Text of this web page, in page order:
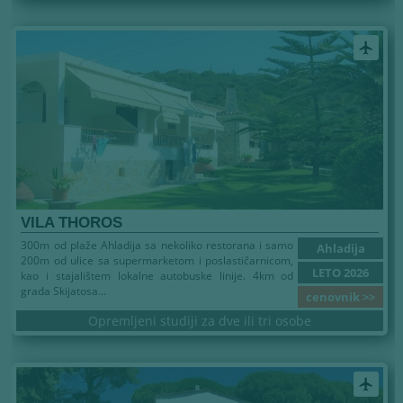
airplanemode_active
VILA THOROS
Ahladija
LETO 2026
cenovnik >>
300m od plaže Ahladija sa nekoliko restorana i samo
200m od ulice sa supermarketom i poslastičarnicom,
kao i stajalištem lokalne autobuske linije. 4km od
grada Skijatosa...
Opremljeni studiji za dve ili tri osobe
airplanemode_active